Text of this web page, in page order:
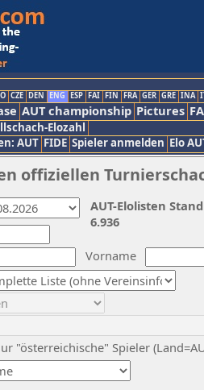
CZE DEN ENG ESP FAI FIN FRA GER GRE INA
AUT championship Pictures
Elozahl
AUT FIDE Spieler anmelden Elo
offiziellen
Vorname
"österreichische" Spieler
AUT-Elolisten
6.936